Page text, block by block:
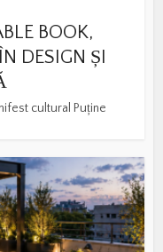
BOOK,
DESIGN ȘI
cultural Puține